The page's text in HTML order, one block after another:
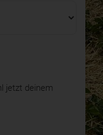
jetzt deinem